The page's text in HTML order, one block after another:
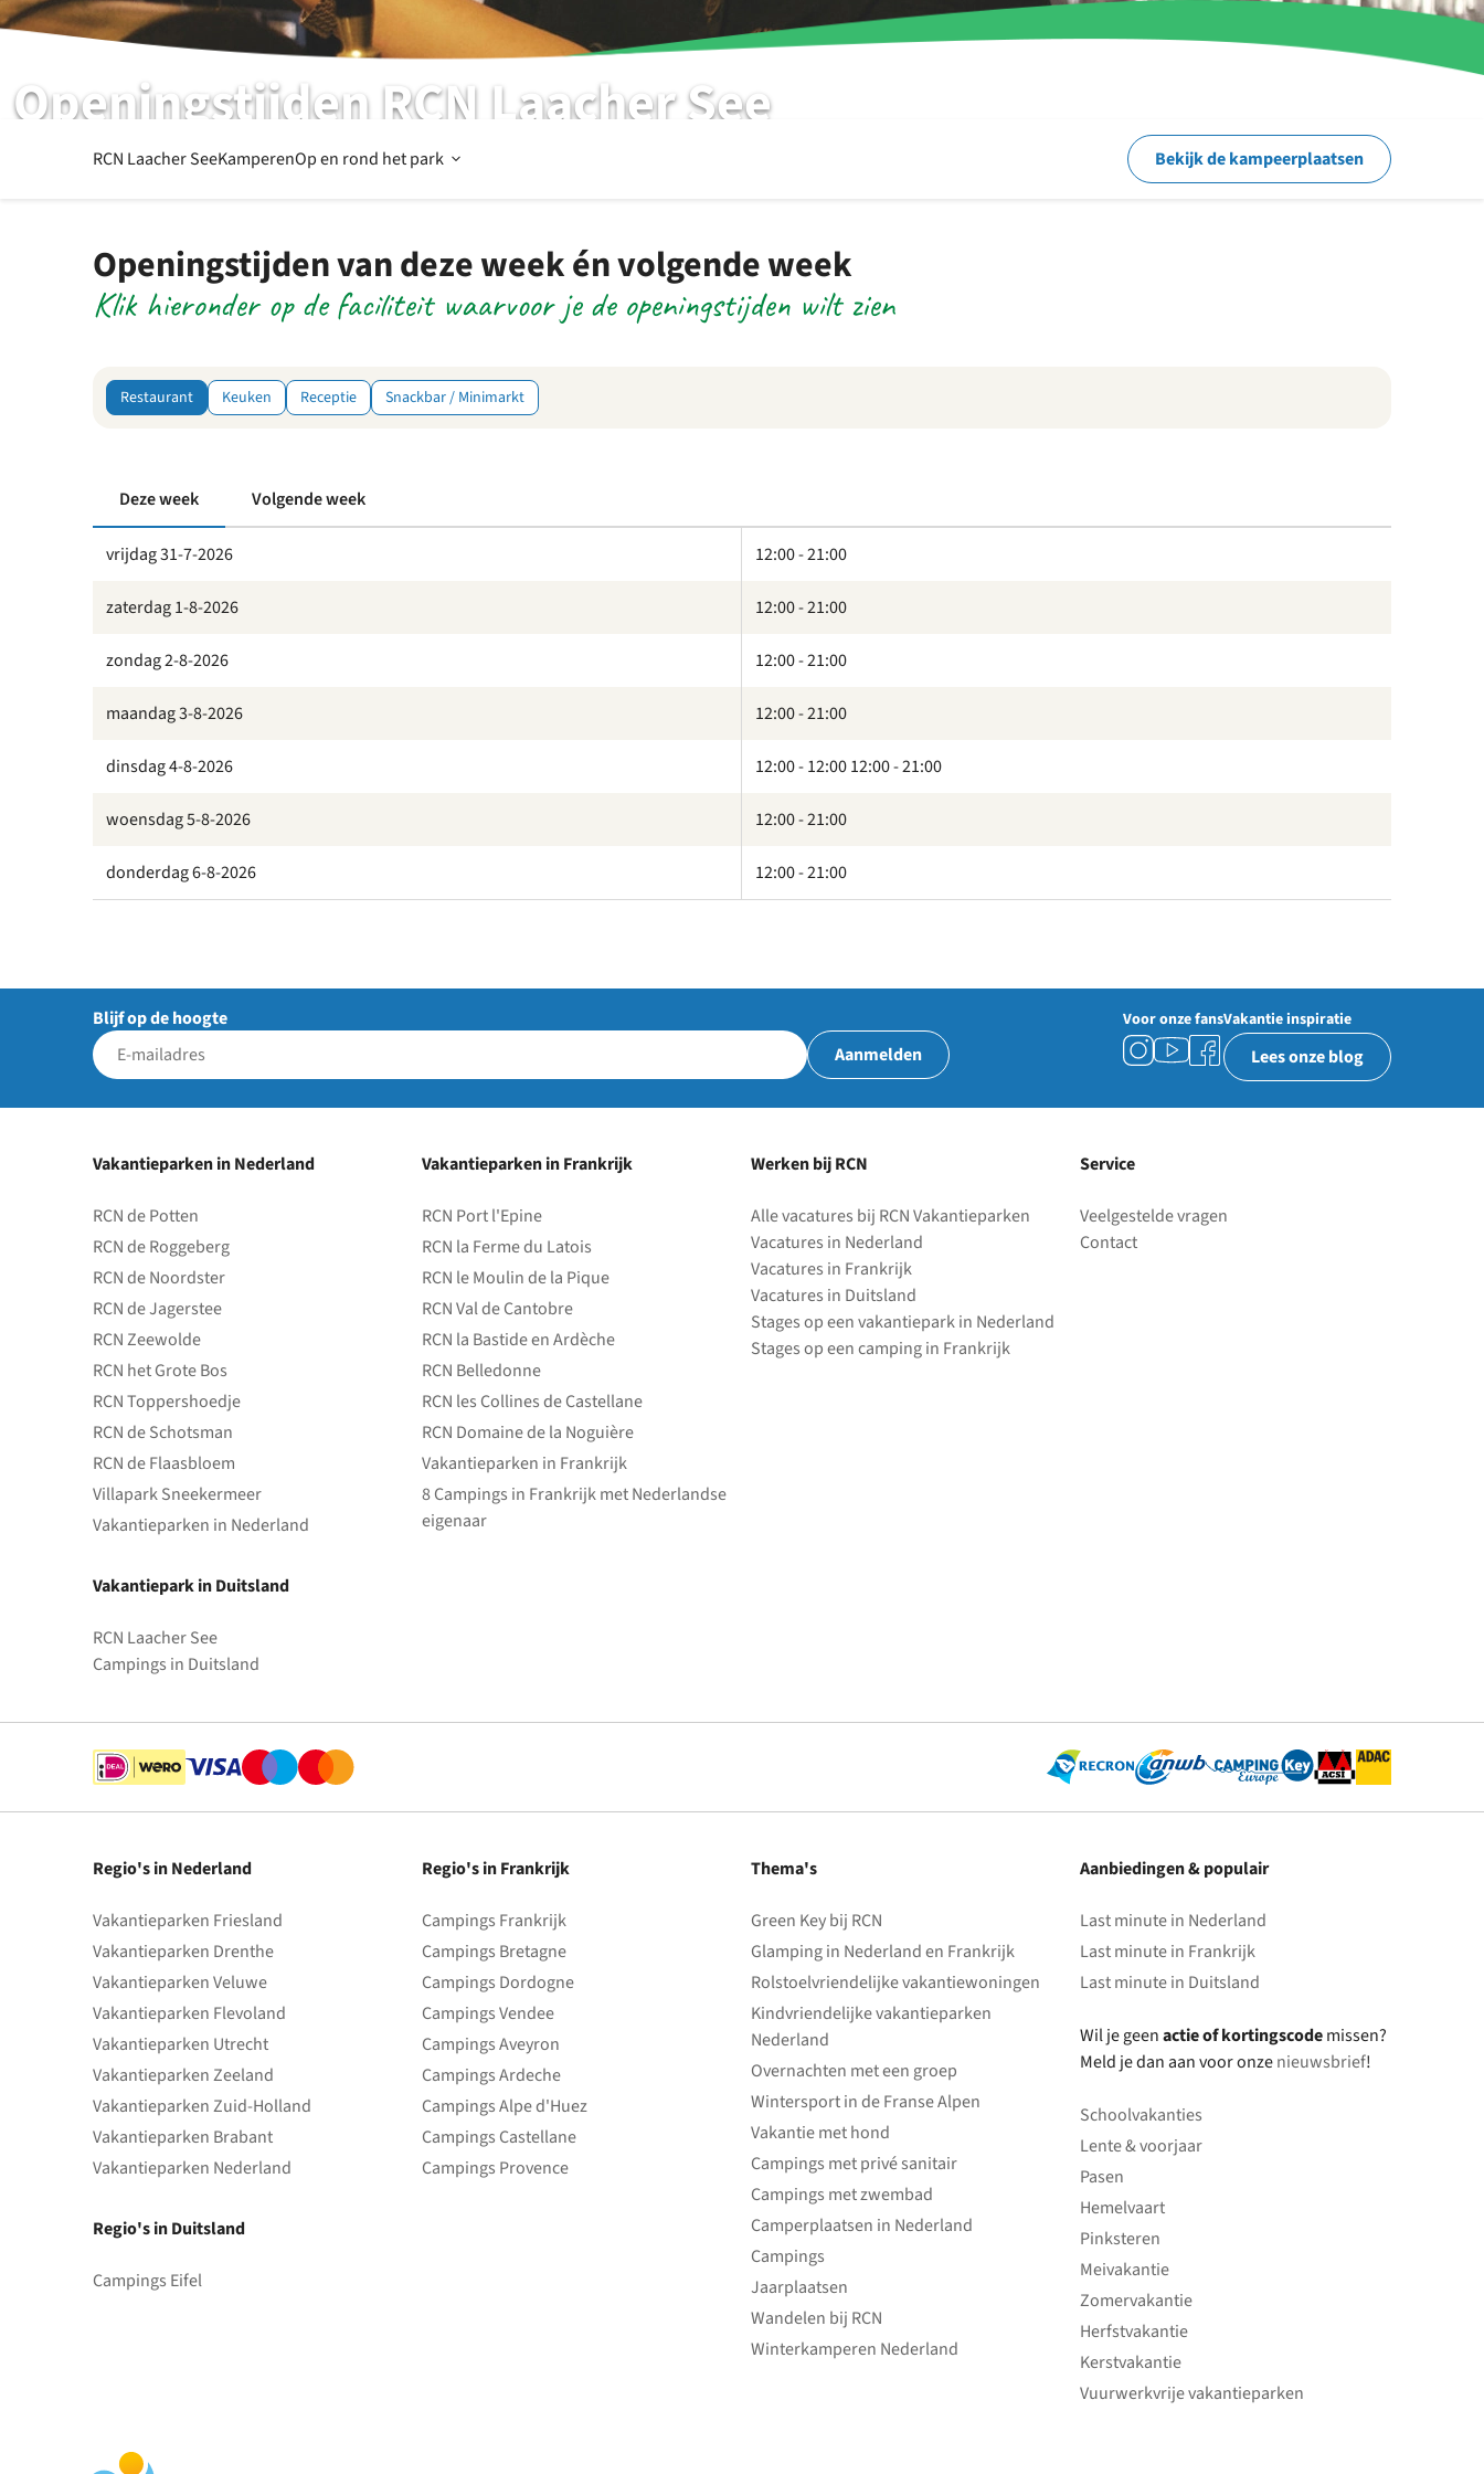
Openingstijden RCN Laacher See
Bekijk hier de openingstijden van alle faciliteiten
RCN Laacher SeeKamperenOp en rond het park Open
en
rond
Bekijk de kampeerplaatsen
Openingstijden van deze week én volgende week
Klik hieronder op de faciliteit waarvoor je de openingstijden wilt zien
Restaurant Keuken Receptie Snackbar / Minimarkt
Deze week Volgende week
vrijdag 31-7-2026 12:00 - 21:00
zaterdag 1-8-2026 12:00 - 21:00
zondag 2-8-2026 12:00 - 21:00
maandag 3-8-2026 12:00 - 21:00
dinsdag 4-8-2026 12:00 - 12:00 12:00 - 21:00
woensdag 5-8-2026 12:00 - 21:00
donderdag 6-8-2026 12:00 - 21:00
Blijf op de hoogte
Aanmelden
Voor onze fansVakantie inspiratie
Lees onze blog
Vakantieparken in Nederland
RCN de Potten
RCN de Roggeberg
RCN de Noordster
RCN de Jagerstee
RCN Zeewolde
RCN het Grote Bos
RCN Toppershoedje
RCN de Schotsman
RCN de Flaasbloem
Villapark Sneekermeer
Vakantieparken in Nederland
Vakantiepark in Duitsland
RCN Laacher See
Campings in Duitsland
Vakantieparken in Frankrijk
RCN Port l'Epine
RCN la Ferme du Latois
RCN le Moulin de la Pique
RCN Val de Cantobre
RCN la Bastide en Ardèche
RCN Belledonne
RCN les Collines de Castellane
RCN Domaine de la Noguière
Vakantieparken in Frankrijk
8 Campings in Frankrijk met Nederlandse
eigenaar
Werken bij RCN
Alle vacatures bij RCN Vakantieparken
Vacatures in Nederland
Vacatures in Frankrijk
Vacatures in Duitsland
Stages op een vakantiepark in Nederland
Stages op een camping in Frankrijk
Service
Veelgestelde vragen
Contact
Regio's in Nederland
Vakantieparken Friesland
Vakantieparken Drenthe
Vakantieparken Veluwe
Vakantieparken Flevoland
Vakantieparken Utrecht
Vakantieparken Zeeland
Vakantieparken Zuid-Holland
Vakantieparken Brabant
Vakantieparken Nederland
Regio's in Duitsland
Campings Eifel
Regio's in Frankrijk
Campings Frankrijk
Campings Bretagne
Campings Dordogne
Campings Vendee
Campings Aveyron
Campings Ardeche
Campings Alpe d'Huez
Campings Castellane
Campings Provence
Thema's
Green Key bij RCN
Glamping in Nederland en Frankrijk
Rolstoelvriendelijke vakantiewoningen
Kindvriendelijke vakantieparken
Nederland
Overnachten met een groep
Wintersport in de Franse Alpen
Vakantie met hond
Campings met privé sanitair
Campings met zwembad
Camperplaatsen in Nederland
Campings
Jaarplaatsen
Wandelen bij RCN
Winterkamperen Nederland
Aanbiedingen & populair
Last minute in Nederland
Last minute in Frankrijk
Last minute in Duitsland
Wil je geenactie of kortingscodemissen?
Meld je dan aan voor onzenieuwsbrief!
Schoolvakanties
Lente & voorjaar
Pasen
Hemelvaart
Pinksteren
Meivakantie
Zomervakantie
Herfstvakantie
Kerstvakantie
Vuurwerkvrije vakantieparken